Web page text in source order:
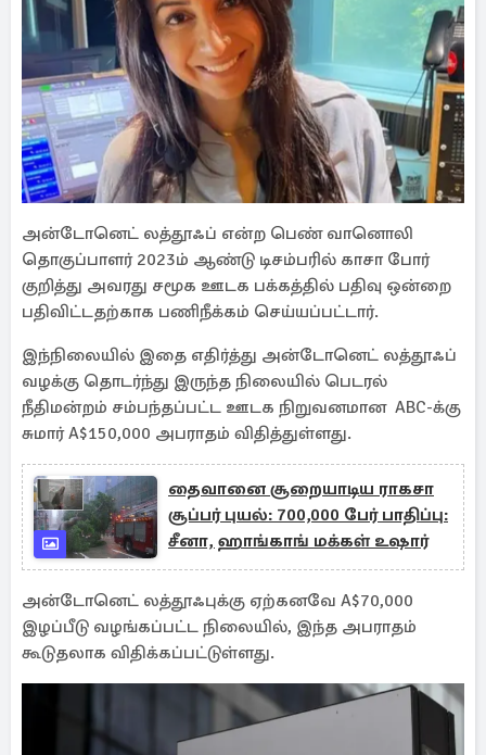
அன்டோனெட் லத்தூஃப் என்ற பெண் வானொலி
தொகுப்பாளர் 2023ம் ஆண்டு டிசம்பரில் காசா போர்
குறித்து அவரது சமூக ஊடக பக்கத்தில் பதிவு ஒன்றை
பதிவிட்டதற்காக பணிநீக்கம் செய்யப்பட்டார்.
இந்நிலையில் இதை எதிர்த்து அன்டோனெட் லத்தூஃப்
வழக்கு தொடர்ந்து இருந்த நிலையில் பெடரல்
நீதிமன்றம் சம்பந்தப்பட்ட ஊடக நிறுவனமான ABC-க்கு
சுமார் A$150,000 அபராதம் விதித்துள்ளது.
தைவானை சூறையாடிய ராகசா
சூப்பர் புயல்: 700,000 பேர் பாதிப்பு:
சீனா, ஹாங்காங் மக்கள் உஷார்
அன்டோனெட் லத்தூஃபுக்கு ஏற்கனவே A$70,000
இழப்பீடு வழங்கப்பட்ட நிலையில், இந்த அபராதம்
கூடுதலாக விதிக்கப்பட்டுள்ளது.